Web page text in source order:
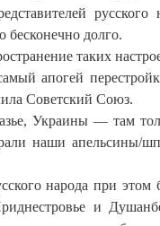
долго.
таких
апогей
Советский Союз.
Украины — там
наши апельсины/
народа при
и